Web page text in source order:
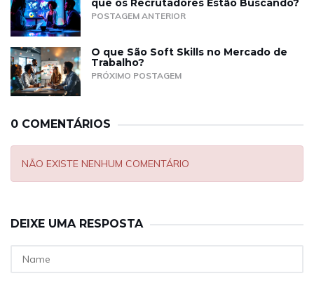
que os Recrutadores Estão Buscando?
POSTAGEM ANTERIOR
O que São Soft Skills no Mercado de
Trabalho?
PRÓXIMO POSTAGEM
0 COMENTÁRIOS
NÃO EXISTE NENHUM COMENTÁRIO
DEIXE UMA RESPOSTA